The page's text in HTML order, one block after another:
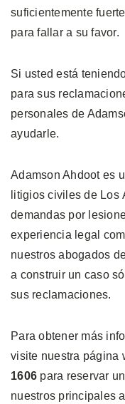
suficientemente
para fallar a su favor.
Si usted está
para sus
personales de
ayudarle.
Adamson Ahdoot es
litigios civiles de Los
demandas por
experiencia legal
nuestros abogados
a construir un caso
sus reclamaciones.
Para obtener más
visite nuestra página
1606 para reservar
nuestros principales